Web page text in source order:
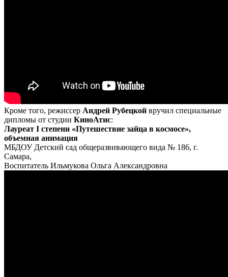
Кроме того, режиссер Андрей Рубецкой вручил специальные
дипломы от студии КиноАтис:
Лауреат I степени «Путешествие зайца в космосе»,
объемная анимация
МБДОУ Детский сад общеразвивающего вида № 186, г.
Самара,
Воспитатель Ильмукова Ольга Александровна